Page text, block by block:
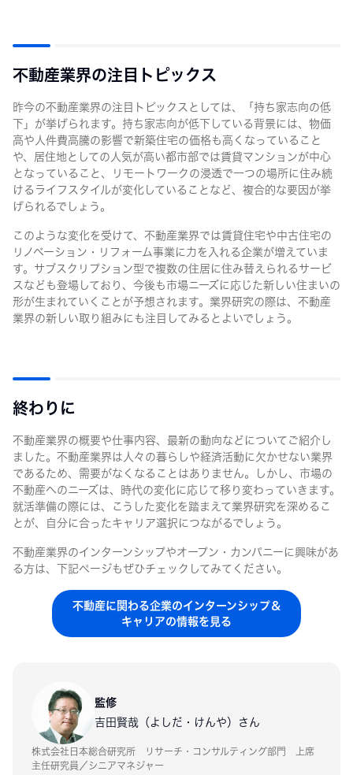
不動産業界の注目トピックス
昨今の不動産業界の注目トピックスとしては、「持ち家志向の低
下」が挙げられます。持ち家志向が低下している背景には、物価
高や人件費高騰の影響で新築住宅の価格も高くなっていること
や、居住地としての人気が高い都市部では賃貸マンションが中心
となっていること、リモートワークの浸透で一つの場所に住み続
けるライフスタイルが変化していることなど、複合的な要因が挙
げられるでしょう。
このような変化を受けて、不動産業界では賃貸住宅や中古住宅の
リノベーション・リフォーム事業に力を入れる企業が増えていま
す。サブスクリプション型で複数の住居に住み替えられるサービ
スなども登場しており、今後も市場ニーズに応じた新しい住まいの
形が生まれていくことが予想されます。業界研究の際は、不動産
業界の新しい取り組みにも注目してみるとよいでしょう。
終わりに
不動産業界の概要や仕事内容、最新の動向などについてご紹介し
ました。不動産業界は人々の暮らしや経済活動に欠かせない業界
であるため、需要がなくなることはありません。しかし、市場の
不動産へのニーズは、時代の変化に応じて移り変わっていきます。
就活準備の際には、こうした変化を踏まえて業界研究を深めるこ
とが、自分に合ったキャリア選択につながるでしょう。
不動産業界のインターンシップやオープン・カンパニーに興味があ
る方は、下記ページもぜひチェックしてみてください。
不動産に関わる企業のインターンシップ＆
キャリアの情報を見る
監修
吉田賢哉（よしだ・けんや）さん
株式会社日本総合研究所 リサーチ・コンサルティング部門 上席
主任研究員／シニアマネジャー